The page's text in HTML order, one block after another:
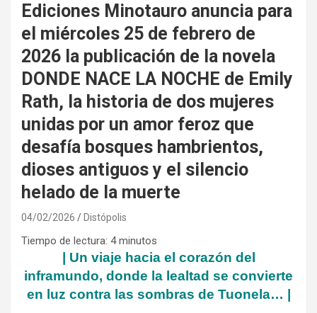
Ediciones Minotauro anuncia para
el miércoles 25 de febrero de
2026 la publicación de la novela
DONDE NACE LA NOCHE de Emily
Rath, la historia de dos mujeres
unidas por un amor feroz que
desafía bosques hambrientos,
dioses antiguos y el silencio
helado de la muerte
04/02/2026 Distópolis
Tiempo de lectura: 4 minutos
| Un viaje hacia el corazón del
inframundo, donde la lealtad se convierte
en luz contra las sombras de Tuonela… |